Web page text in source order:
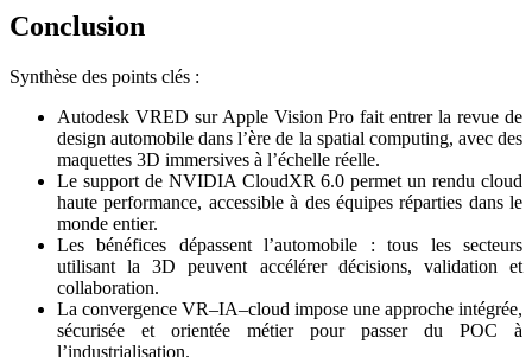
Conclusion
Synthèse des points clés :
Autodesk VRED sur Apple Vision Pro fait entrer la revue de
design automobile dans l’ère de la spatial computing, avec des
maquettes 3D immersives à l’échelle réelle.
Le support de NVIDIA CloudXR 6.0 permet un rendu cloud
haute performance, accessible à des équipes réparties dans le
monde entier.
Les bénéfices dépassent l’automobile : tous les secteurs
utilisant la 3D peuvent accélérer décisions, validation et
collaboration.
La convergence VR–IA–cloud impose une approche intégrée,
sécurisée et orientée métier pour passer du POC à
l’industrialisation.